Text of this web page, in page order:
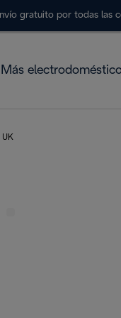
gratuito por todas las
Más
UK